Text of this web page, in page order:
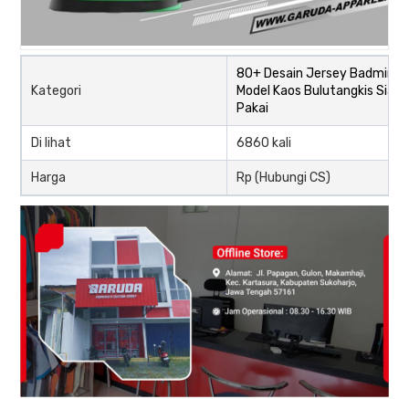
Kategori
80+ Desain Jersey
Model Kaos Bulutangkis Siap
Pakai
Di lihat 6860 kali
Harga Rp (Hubungi CS)